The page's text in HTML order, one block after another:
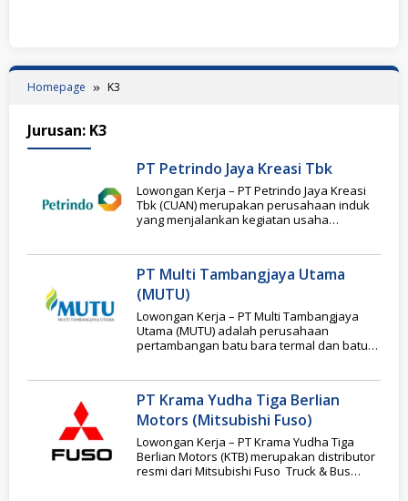
Homepage K3
Jurusan: K3
PT Petrindo Jaya Kreasi Tbk
Lowongan Kerja – PT Petrindo Jaya Kreasi
Tbk (CUAN) merupakan perusahaan induk
yang menjalankan kegiatan usaha
PT Multi Tambangjaya Utama
(MUTU)
Lowongan Kerja – PT Multi Tambangjaya
Utama (MUTU) adalah perusahaan
pertambangan batu bara termal dan batu
PT Krama Yudha Tiga Berlian
Motors (Mitsubishi Fuso)
Lowongan Kerja – PT Krama Yudha Tiga
Berlian Motors (KTB) merupakan distributor
resmi dari Mitsubishi Fuso Truck & Bus